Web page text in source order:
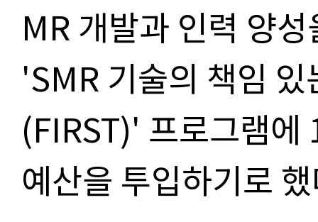
MR 개발과 인력 양
'SMR 기술의 책임
(FIRST)' 프로그램에
예산을 투입하기로